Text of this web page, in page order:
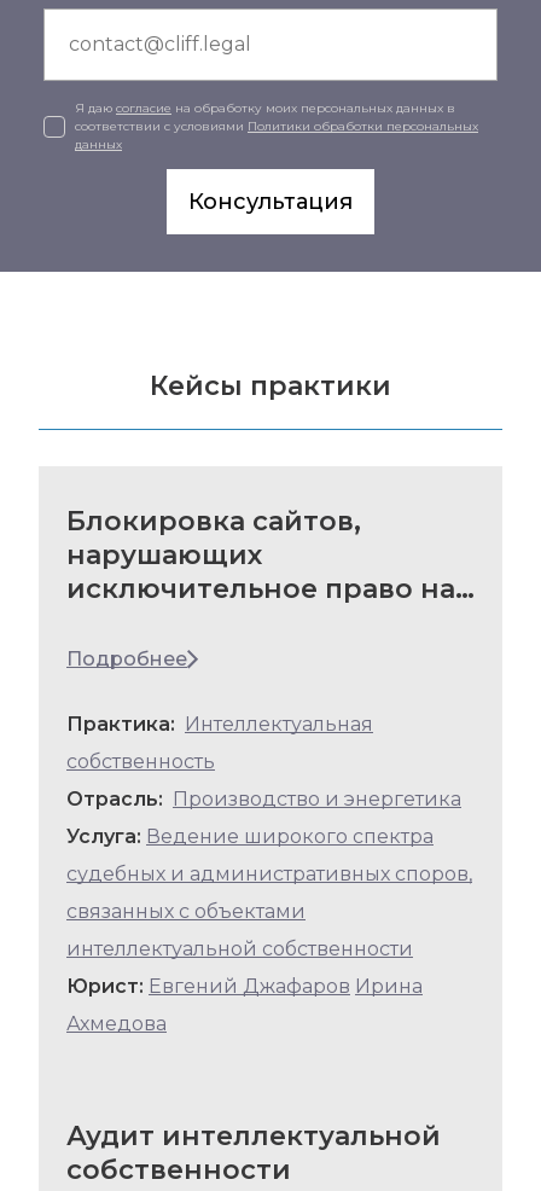
Я даю согласие на обработку моих персональных данных в
соответствии с условиями Политики обработки персональных
данных
Консультация
Кейсы практики
Блокировка сайтов,
нарушающих
исключительное право на
Подробнее
Практика:
Интеллектуальная
собственность
Отрасль:
Производство и энергетика
Услуга: Ведение широкого спектра
судебных и административных споров,
связанных с объектами
интеллектуальной собственности
Юрист: Евгений Джафаров Ирина
Ахмедова
Аудит интеллектуальной
собственности